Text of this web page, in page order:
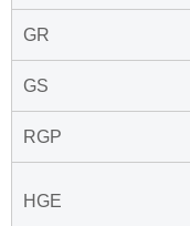
GR
GS
RGP
HGE